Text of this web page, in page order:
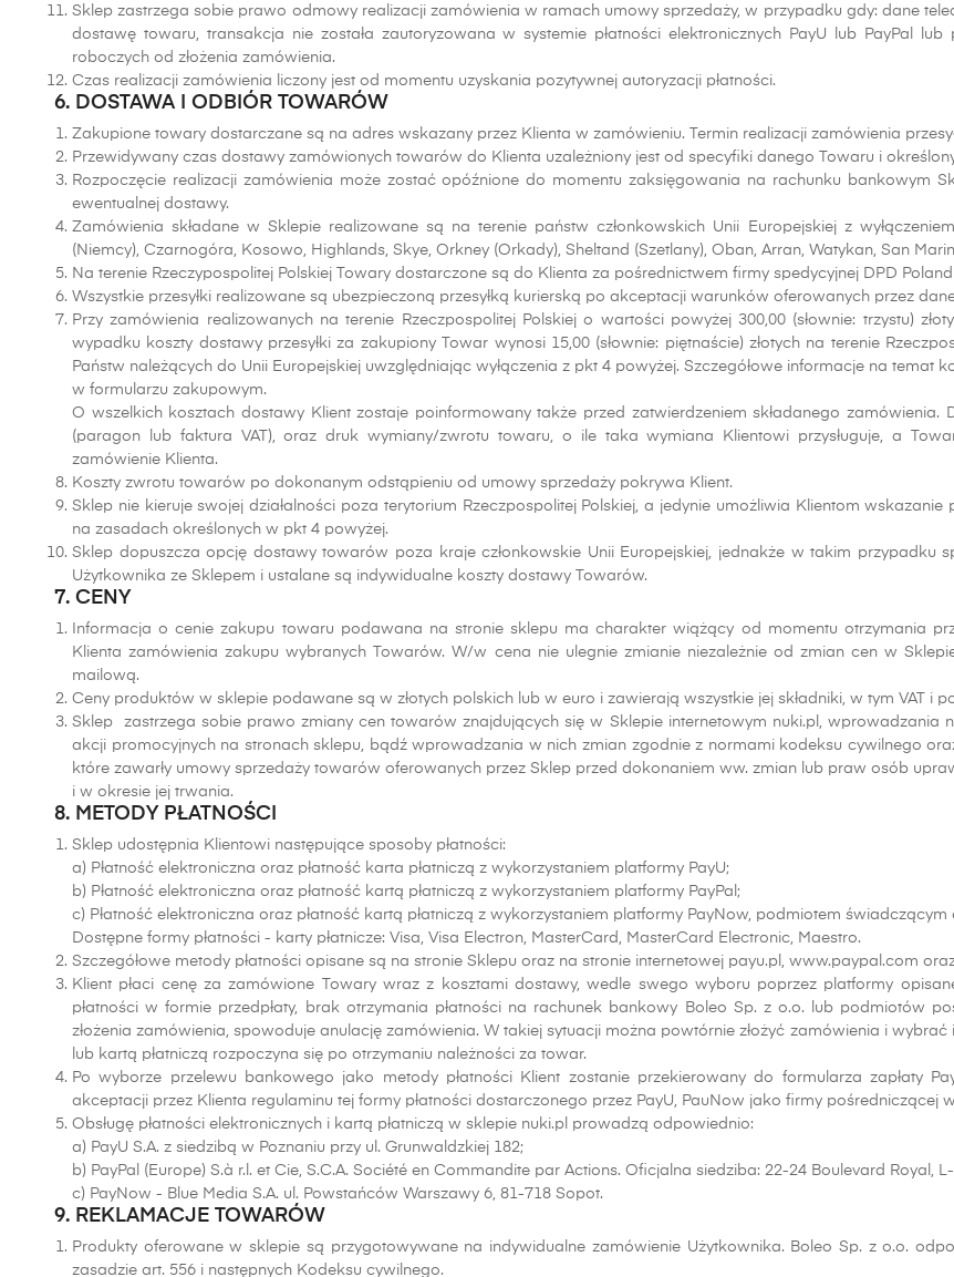
Sklep zastrzega sobie prawo odmowy realizacji zamówienia w ramach umowy sprzedaży, w przypadku gdy: dane
dostawę towaru, transakcja nie została zautoryzowana w systemie płatności elektronicznych PayU lub PayPal
roboczych od złożenia zamówienia.
Czas realizacji zamówienia liczony jest od momentu uzyskania pozytywnej autoryzacji płatności.
6. DOSTAWA I ODBIÓR TOWARÓW
Zakupione towary dostarczane są na adres wskazany przez Klienta w zamówieniu. Termin realizacji zamówienia
Przewidywany czas dostawy zamówionych towarów do Klienta uzależniony jest od specyfiki danego Towaru i
Rozpoczęcie realizacji zamówienia może zostać opóźnione do momentu zaksięgowania na rachunku bankowym
ewentualnej dostawy.
Zamówienia składane w Sklepie realizowane są na terenie państw członkowskich Unii Europejskiej z
(Niemcy), Czarnogóra, Kosowo, Highlands, Skye, Orkney (Orkady), Sheltand (Szetlany), Oban, Arran, Watykan, San
Na terenie Rzeczypospolitej Polskiej Towary dostarczone są do Klienta za pośrednictwem firmy spedycyjnej DPD Poland
Wszystkie przesyłki realizowane są ubezpieczoną przesyłką kurierską po akceptacji warunków oferowanych przez
Przy zamówienia realizowanych na terenie Rzeczpospolitej Polskiej o wartości powyżej 300,00 (słownie: trzystu)
wypadku koszty dostawy przesyłki za zakupiony Towar wynosi 15,00 (słownie: piętnaście) złotych na terenie
Państw należących do Unii Europejskiej uwzględniając wyłączenia z pkt 4 powyżej. Szczegółowe informacje na
w formularzu zakupowym.
O wszelkich kosztach dostawy Klient zostaje poinformowany także przed zatwierdzeniem składanego zamówienia.
(paragon lub faktura VAT), oraz druk wymiany/zwrotu towaru, o ile taka wymiana Klientowi przysługuje, a
zamówienie Klienta.
Koszty zwrotu towarów po dokonanym odstąpieniu od umowy sprzedaży pokrywa Klient.
Sklep nie kieruje swojej działalności poza terytorium Rzeczpospolitej Polskiej, a jedynie umożliwia Klientom
na zasadach określonych w pkt 4 powyżej.
Sklep dopuszcza opcję dostawy towarów poza kraje członkowskie Unii Europejskiej, jednakże w takim przypadku
Użytkownika ze Sklepem i ustalane są indywidualne koszty dostawy Towarów.
7. CENY
Informacja o cenie zakupu towaru podawana na stronie sklepu ma charakter wiążący od momentu otrzymania
Klienta zamówienia zakupu wybranych Towarów. W/w cena nie ulegnie zmianie niezależnie od zmian cen w
mailową.
Ceny produktów w sklepie podawane są w złotych polskich lub w euro i zawierają wszystkie jej składniki, w tym VAT i
Sklep zastrzega sobie prawo zmiany cen towarów znajdujących się w Sklepie internetowym nuki.pl, wprowadzania
akcji promocyjnych na stronach sklepu, bądź wprowadzania w nich zmian zgodnie z normami kodeksu cywilnego
które zawarły umowy sprzedaży towarów oferowanych przez Sklep przed dokonaniem ww. zmian lub praw osób
i w okresie jej trwania.
8. METODY PŁATNOŚCI
Sklep udostępnia Klientowi następujące sposoby płatności:
a) Płatność elektroniczna oraz płatność karta płatniczą z wykorzystaniem platformy PayU;
b) Płatność elektroniczna oraz płatność kartą płatniczą z wykorzystaniem platformy PayPal;
c) Płatność elektroniczna oraz płatność kartą płatniczą z wykorzystaniem platformy PayNow, podmiotem świadczącym
Dostępne formy płatności - karty płatnicze: Visa, Visa Electron, MasterCard, MasterCard Electronic, Maestro.
Szczegółowe metody płatności opisane są na stronie Sklepu oraz na stronie internetowej payu.pl, www.paypal.com
Klient płaci cenę za zamówione Towary wraz z kosztami dostawy, wedle swego wyboru poprzez platformy
płatności w formie przedpłaty, brak otrzymania płatności na rachunek bankowy Boleo Sp. z o.o. lub podmiotów
złożenia zamówienia, spowoduje anulację zamówienia. W takiej sytuacji można powtórnie złożyć zamówienia i
lub kartą płatniczą rozpoczyna się po otrzymaniu należności za towar.
Po wyborze przelewu bankowego jako metody płatności Klient zostanie przekierowany do formularza zapłaty
akceptacji przez Klienta regulaminu tej formy płatności dostarczonego przez PayU, PauNow jako firmy pośredniczącej
Obsługę płatności elektronicznych i kartą płatniczą w sklepie nuki.pl prowadzą odpowiednio:
a) PayU S.A. z siedzibą w Poznaniu przy ul. Grunwaldzkiej 182;
b) PayPal (Europe) S.à r.l. et Cie, S.C.A. Société en Commandite par Actions. Oficjalna siedziba: 22-24 Boulevard Royal,
c) PayNow - Blue Media S.A. ul. Powstańców Warszawy 6, 81-718 Sopot.
9. REKLAMACJE TOWARÓW
Produkty oferowane w sklepie są przygotowywane na indywidualne zamówienie Użytkownika. Boleo Sp. z o.o.
zasadzie art. 556 i następnych Kodeksu cywilnego.